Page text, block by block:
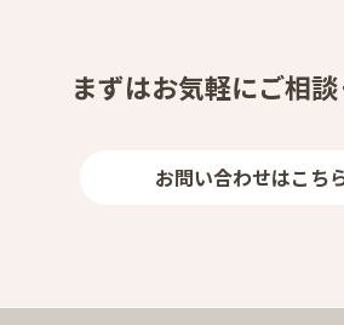
まずはお気軽にご相談
お問い合わせはこち